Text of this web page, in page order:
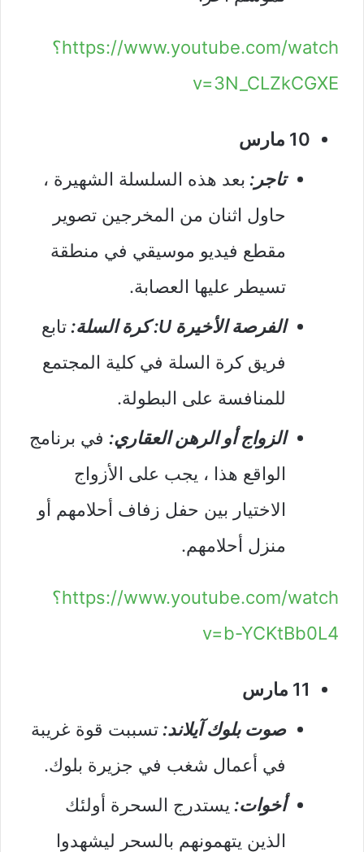
https://www.youtube.com/watch؟
v=3N_CLZkCGXE
10 مارس
تاجر: بعد هذه السلسلة الشهيرة ،
حاول اثنان من المخرجين تصوير
مقطع فيديو موسيقي في منطقة
تسيطر عليها العصابة.
الفرصة الأخيرة U: كرة السلة:
تابع
فريق كرة السلة في كلية المجتمع
للمنافسة على البطولة.
الزواج أو الرهن العقاري: في برنامج
الواقع هذا ، يجب على الأزواج
الاختيار بين حفل زفاف أحلامهم أو
منزل أحلامهم.
https://www.youtube.com/watch؟
v=b-YCKtBb0L4
11 مارس
صوت بلوك آيلاند:تسببت قوة غريبة
في أعمال شغب في جزيرة بلوك.
أخوات: يستدرج السحرة أولئك
الذين يتهمونهم بالسحر ليشهدوا